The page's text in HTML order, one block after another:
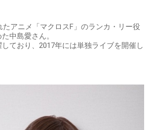
たアニメ「マクロスF」のランカ・リー役
中島愛さん。
ており、2017年には単独ライブを開催し